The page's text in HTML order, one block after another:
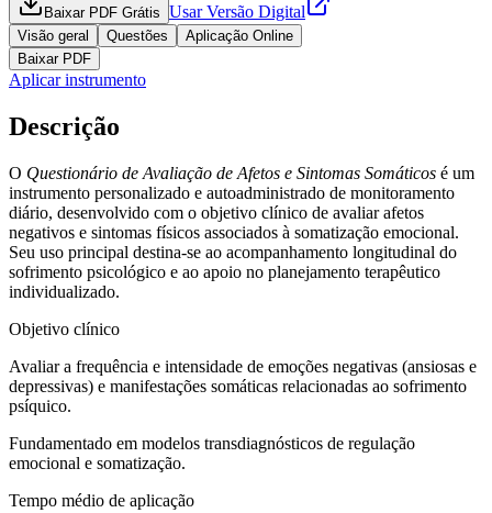
Baixar PDF Grátis Usar Versão Digital
Visão geral Questões
Aplicação Online
Baixar PDF
Aplicar instrumento
Descrição
O Questionário de Avaliação de Afetos e Sintomas Somáticos é um
instrumento personalizado e autoadministrado de monitoramento
diário, desenvolvido com o objetivo clínico de avaliar afetos
negativos e sintomas físicos associados à somatização emocional.
Seu uso principal destina-se ao acompanhamento longitudinal do
sofrimento psicológico e ao apoio no planejamento terapêutico
individualizado.
Objetivo clínico
Avaliar a frequência e intensidade de emoções negativas (ansiosas e
depressivas) e manifestações somáticas relacionadas ao sofrimento
psíquico.
Fundamentado em modelos transdiagnósticos de regulação
emocional e somatização.
Tempo médio de aplicação